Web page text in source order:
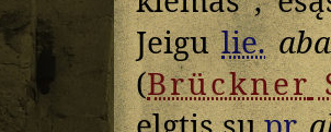
Jeigulie.
(Brückner